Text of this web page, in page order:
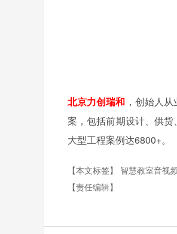
北京力创瑞和 ，创始人
案，包括前期设计、供
大型工程案例达6800+。
【本文标签】 智慧教室音视
【责任编辑】